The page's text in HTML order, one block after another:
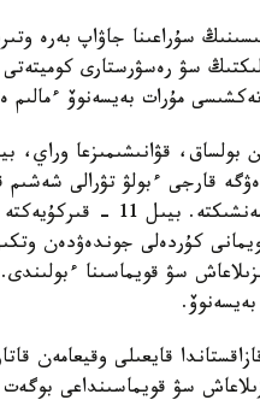
سۇراعىنا جاۋاپ بەرە
سۋ رەسۋرستارى
مۇرات بەيسەنوۆ ءمالىم
بار، ونىڭ 34 ءى
سۋ قويماسىنداعى